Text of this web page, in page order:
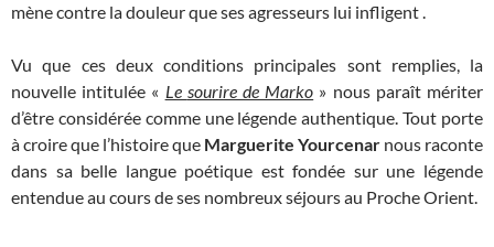
mène contre la douleur que ses agresseurs lui infligent .
Vu que ces deux conditions principales sont remplies, la
nouvelle intitulée « Le sourirede Marko » nous paraît mériter
d’être considérée comme une légende authentique. Tout porte
à croire que l’histoire que Marguerite Yourcenar nous raconte
dans sa belle langue poétique est fondée sur une légende
entendue au cours de ses nombreux séjours au Proche Orient.